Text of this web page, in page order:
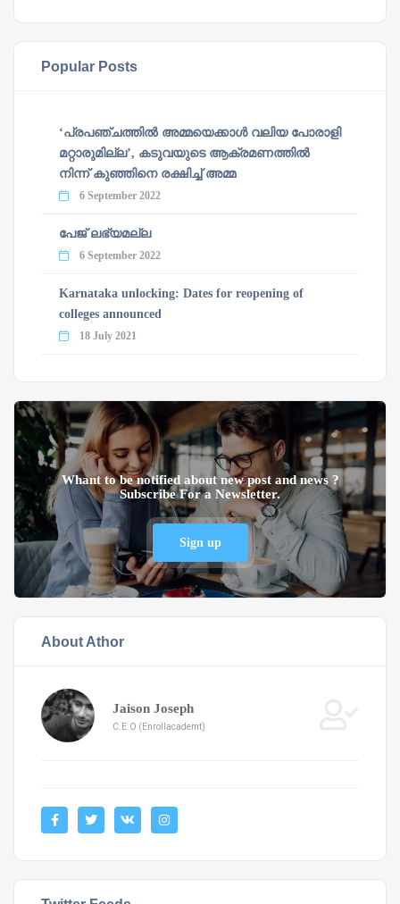
Popular Posts
‘പ്രപഞ്ചത്തില്‍ അമ്മയെക്കാള്‍ വലിയ പോരാളി
മറ്റാരുമില്ല’, കടുവയുടെ ആക്രമണത്തില്‍
നിന്ന് കുഞ്ഞിനെ രക്ഷിച്ച് അമ്മ
6 September 2022
പേജ് ലഭ്യമല്ല
6 September 2022
Karnataka unlocking: Dates for reopening of
colleges announced
18 July 2021
Whant to be notified about new post and news ?
Subscribe For a Newsletter.
Sign up
About Athor
Jaison Joseph
C.E.O (Enrollacademt)